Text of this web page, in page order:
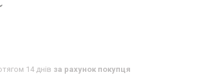
14 днів за рахунок покупця